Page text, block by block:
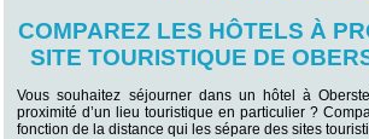
COMPAREZ LES HÔTELS À
SITE TOURISTIQUE DE
Vous souhaitez séjourner dans un hôtel à
proximité d’un lieu touristique en particulier ?
fonction de la distance qui les sépare des sites